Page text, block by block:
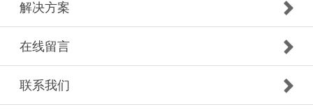
解决方案
在线留言
联系我们